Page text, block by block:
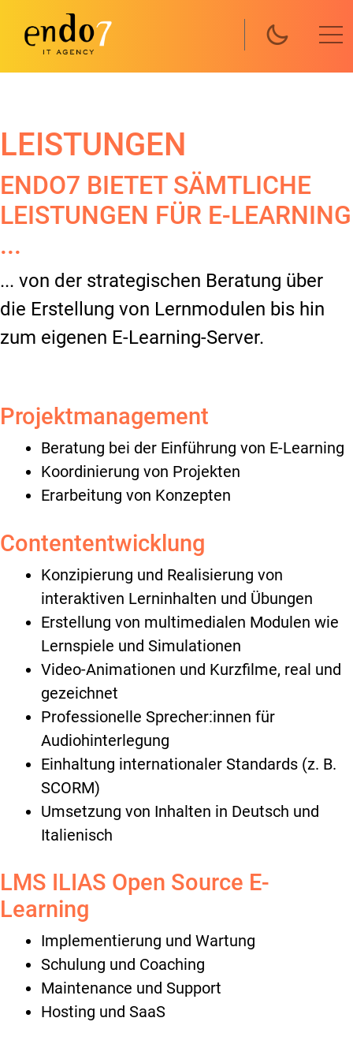
LEISTUNGEN
ENDO7 BIETET SÄMTLICHE
LEISTUNGEN FÜR E-LEARNING
...
... von der strategischen Beratung über
die Erstellung von Lernmodulen bis hin
zum eigenen E-Learning-Server.
Projektmanagement
Beratung bei der Einführung von E-Learning
Koordinierung von Projekten
Erarbeitung von Konzepten
Contententwicklung
Konzipierung und Realisierung von
interaktiven Lerninhalten und Übungen
Erstellung von multimedialen Modulen wie
Lernspiele und Simulationen
Video-Animationen und Kurzfilme, real und
gezeichnet
Professionelle Sprecher:innen für
Audiohinterlegung
Einhaltung internationaler Standards (z. B.
SCORM)
Umsetzung von Inhalten in Deutsch und
Italienisch
LMS ILIAS Open Source E-
Learning
Implementierung und Wartung
Schulung und Coaching
Maintenance und Support
Hosting und SaaS